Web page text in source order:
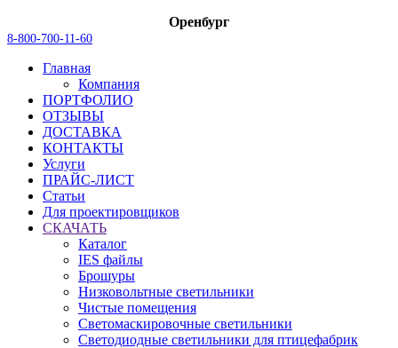
Оренбург
8-800-700-11-60
Главная
Компания
ПОРТФОЛИО
ОТЗЫВЫ
ДОСТАВКА
КОНТАКТЫ
Услуги
ПРАЙС-ЛИСТ
Статьи
Для проектировщиков
СКАЧАТЬ
Каталог
IES файлы
Брошуры
Низковольтные светильники
Чистые помещения
Светомаскировочные светильники
Светодиодные светильники для птицефабрик